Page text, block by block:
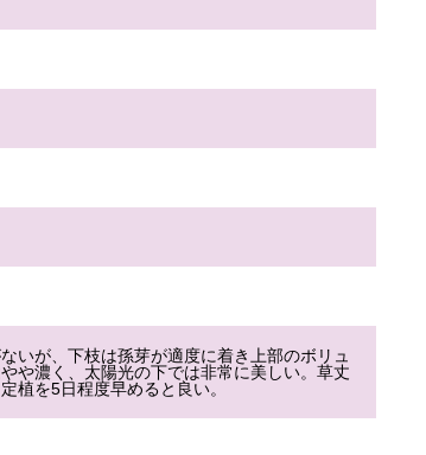
いが、下枝は孫芽が適度に着き上部のボリュ
や濃く、太陽光の下では非常に美しい。草丈
植を5日程度早めると良い。